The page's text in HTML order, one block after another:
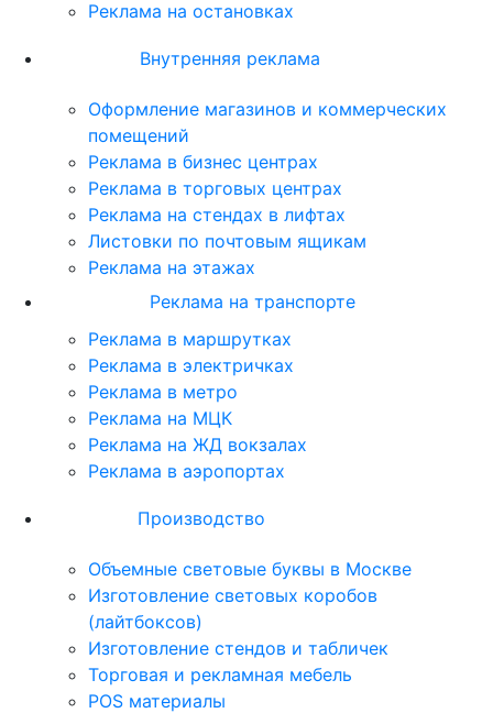
Реклама на остановках
Внутренняя реклама
Оформление магазинов и коммерческих
помещений
Реклама в бизнес центрах
Реклама в торговых центрах
Реклама на стендах в лифтах
Листовки по почтовым ящикам
Реклама на этажах
Реклама на транспорте
Реклама в маршрутках
Реклама в электричках
Реклама в метро
Реклама на МЦК
Реклама на ЖД вокзалах
Реклама в аэропортах
Производство
Объемные световые буквы в Москве
Изготовление световых коробов
(лайтбоксов)
Изготовление стендов и табличек
Торговая и рекламная мебель
POS материалы